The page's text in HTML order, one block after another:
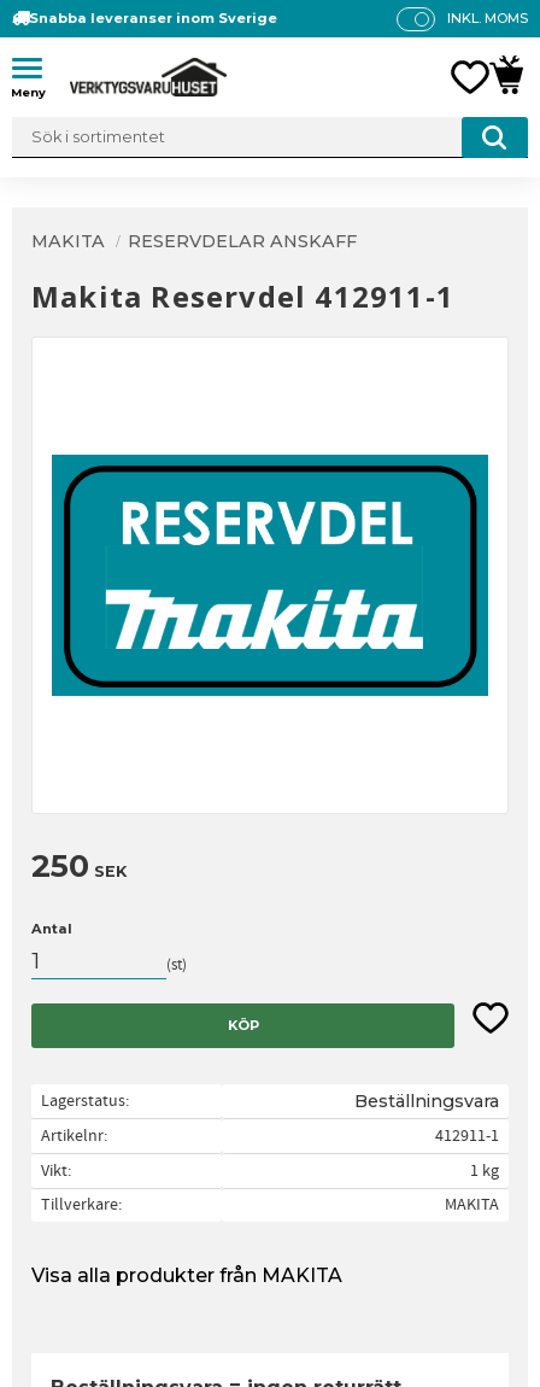
Meny
Snabba leveranser inom Sverige
P
INKL. MOMS
MAKITA RESERVDELAR ANSKAFF
Makita Reservdel 412911-1
250 SEK
Antal
st
KÖP Lägg
Lagerstatus Beställningsvara
Artikelnr
412911-1
Vikt
1 kg
Tillverkare
MAKITA
Visa alla produkter från MAKITA